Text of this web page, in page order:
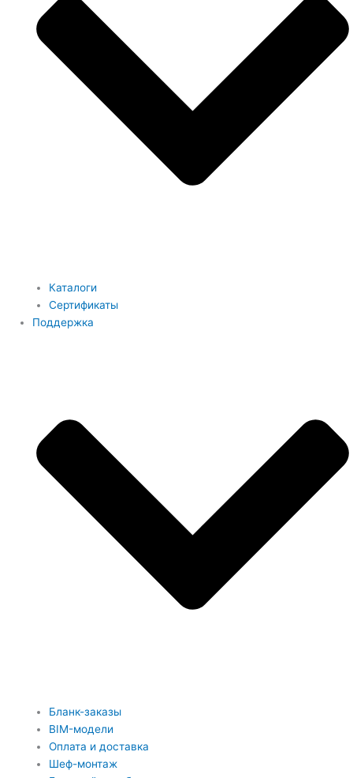
Каталоги
Сертификаты
Поддержка
Бланк-заказы
BIM-модели
Оплата и доставка
Шеф-монтаж